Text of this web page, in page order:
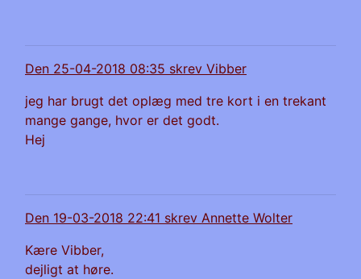
Den 25-04-2018 08:35 skrev Vibber
jeg har brugt det oplæg med tre kort i en trekant
mange gange, hvor er det godt.
Hej
Den 19-03-2018 22:41 skrev Annette Wolter
Kære Vibber,
dejligt at høre.